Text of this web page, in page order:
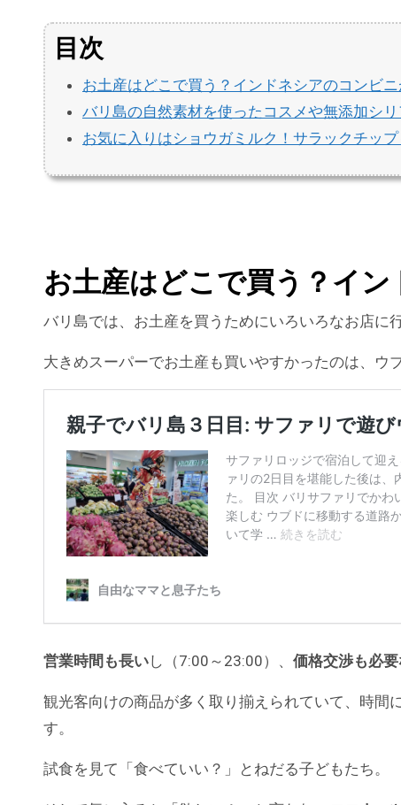
目次
お土産はどこで買う？インドネシアのコンビ
バリ島の自然素材を使ったコスメや無添加シ
お気に入りはショウガミルク！サラックチッ
お土産はどこで買う？イ
バリ島では、お土産を買うためにいろいろなお店に
大きめスーパーでお土産も買いやすかったのは、ウ
営業時間も長いし（7:00～23:00）、 価格交渉も必要
観光客向けの商品が多く取り揃えられていて、時間
す。
試食を見て「食べていい？」とねだる子どもたち。